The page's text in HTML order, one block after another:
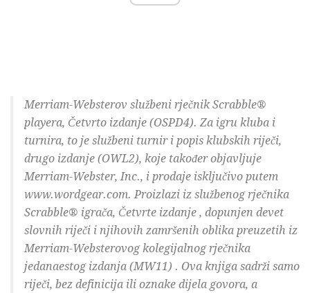
Merriam-Websterov službeni rječnik Scrabble®
playera, Četvrto izdanje (OSPD4). Za igru ​​kluba i
turnira, to je službeni turnir i popis klubskih riječi,
drugo izdanje (OWL2), koje također objavljuje
Merriam-Webster, Inc., i prodaje isključivo putem
www.wordgear.com. Proizlazi iz službenog rječnika
Scrabble® igrača, Četvrte izdanje , dopunjen devet
slovnih riječi i njihovih zamršenih oblika preuzetih iz
Merriam-Websterovog kolegijalnog rječnika
jedanaestog izdanja (MW11) . Ova knjiga sadrži samo
riječi, bez definicija ili oznake dijela govora, a